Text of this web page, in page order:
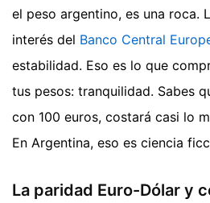
el peso argentino, es una roca.
interés del Banco Central
estabilidad. Eso es lo que
tus pesos: tranquilidad. Sabes
con 100 euros, costará casi lo
En Argentina, eso es ciencia
La paridad Euro-Dólar y